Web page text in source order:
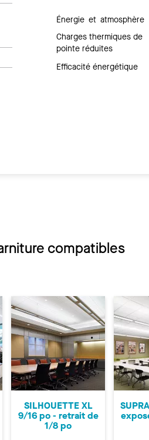
Énergie et atmosphère
Charges thermiques de
pointe réduites
Efficacité énergétique
compatibles
SILHOUETTE XL
9/16 po - retrait de
1/8 po